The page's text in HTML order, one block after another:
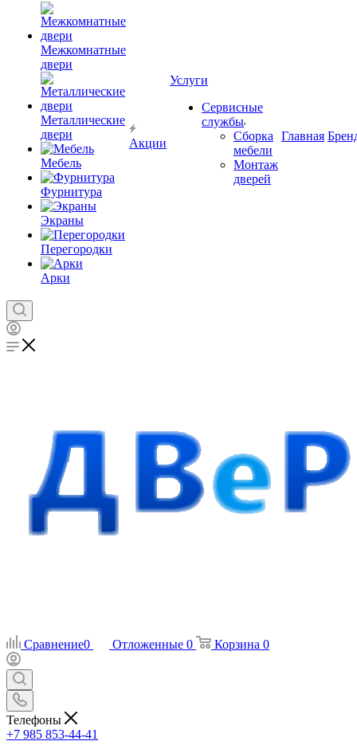
Межкомнатные
двери
Металлические
двери
Мебель
Фурнитура
Экраны
Перегородки
Арки
Акции
Услуги
Сервисные
службы
Сборка
мебели
Монтаж
дверей
Главная
Сравнение0 Отложенные 0 Корзина 0
Телефоны
+7 985 853-44-41